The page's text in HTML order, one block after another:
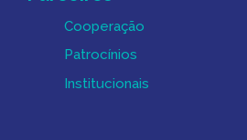
Cooperação
Patrocínios
Institucionais